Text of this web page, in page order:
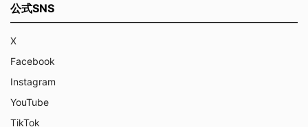
公式SNS
X
Facebook
Instagram
YouTube
TikTok